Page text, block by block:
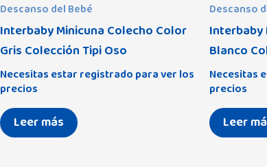
Descanso del Bebé
Interbaby Minicuna Colecho Color
Gris Colección Tipi Oso
Necesitas estar registrado para ver los
precios
Leer más
Descanso
Interbaby
Blanco
Necesitas
precios
Leer